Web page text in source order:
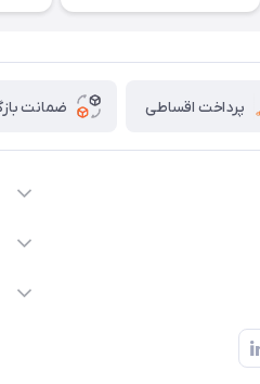
پرداخت اقساطی ضمانت